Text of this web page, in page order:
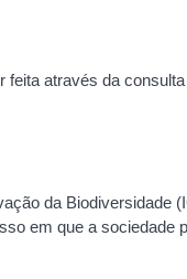
feita através da
da Biodiversidade
em que a sociedade